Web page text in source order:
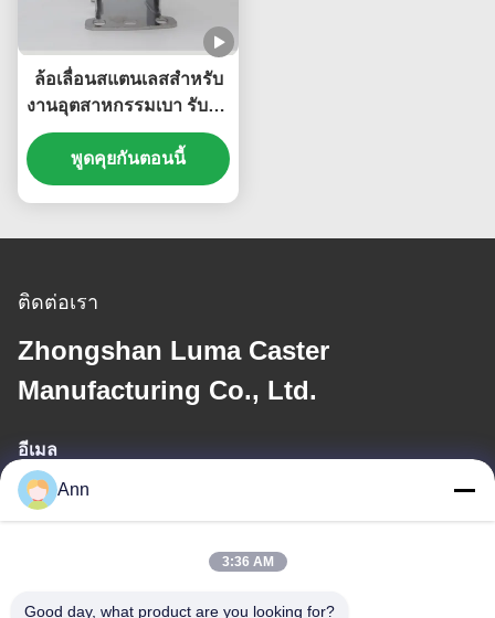
ล้อเลื่อนสแตนเลสสำหรับ
งานอุตสาหกรรมเบา รับน้ำ
หนักปานกลาง 200 กก. ล้อ
PU โพลียูรีเทน ล้อลูกปืน
เดี่ยว ขนาด 4 นิ้ว สำหรับ
พูดคุยกันตอนนี้
ติดต่อเรา
Zhongshan Luma Caster
Manufacturing Co., Ltd.
อีเมล
ann@industrialwheelcasters.com
Ann
3:36 AM
Good day, what product are you looking for?